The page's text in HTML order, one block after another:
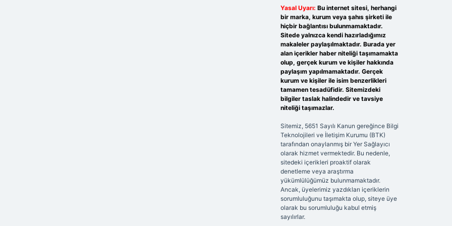
Yasal Uyarı: Bu internet sitesi, herhangi
bir marka, kurum veya şahıs şirketi ile
hiçbir bağlantısı bulunmamaktadır.
Sitede yalnızca kendi hazırladığımız
makaleler paylaşılmaktadır. Burada yer
alan içerikler haber niteliği taşımamakta
olup, gerçek kurum ve kişiler hakkında
paylaşım yapılmamaktadır. Gerçek
kurum ve kişiler ile isim benzerlikleri
tamamen tesadüfidir. Sitemizdeki
bilgiler taslak halindedir ve tavsiye
niteliği taşımazlar.
Sitemiz, 5651 Sayılı Kanun gereğince Bilgi
Teknolojileri ve İletişim Kurumu (BTK)
tarafından onaylanmış bir Yer Sağlayıcı
olarak hizmet vermektedir. Bu nedenle,
sitedeki içerikleri proaktif olarak
denetleme veya araştırma
yükümlülüğümüz bulunmamaktadır.
Ancak, üyelerimiz yazdıkları içeriklerin
sorumluluğunu taşımakta olup, siteye üye
olarak bu sorumluluğu kabul etmiş
sayılırlar.